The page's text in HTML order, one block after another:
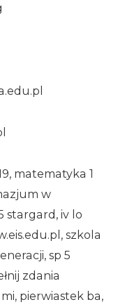
matematyka 1
w
stargard, iv lo
szkola
sp 5
zdania
pierwiastek ba,